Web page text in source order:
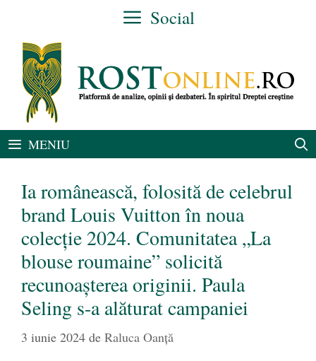
conținut
Social
MENIU
Ia românească, folosită de celebrul
brand Louis Vuitton în noua
colecție 2024. Comunitatea „La
blouse roumaine” solicită
recunoașterea originii. Paula
Seling s-a alăturat campaniei
3 iunie 2024 de Raluca Oanță